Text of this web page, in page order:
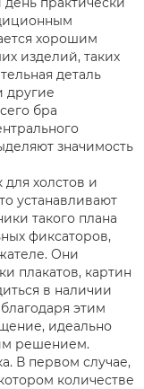
хорошим
изделий, таких
деталь
другие
бра
значимость
холстов и
устанавливают
такого плана
фиксаторов,
Они
плакатов, картин
в наличии
этим
идеально
решением.
В первом случае,
количестве